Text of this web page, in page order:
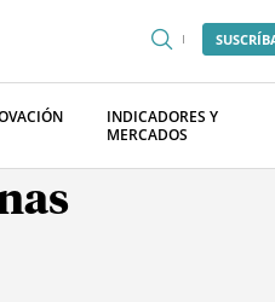
INDICADORES Y
MERCADOS